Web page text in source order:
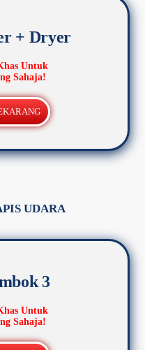
+ Dryer
Untuk
Sahaja!
UDARA
3
Untuk
Sahaja!